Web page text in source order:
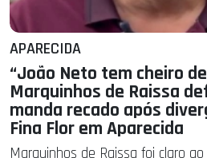
APARECIDA
“João Neto tem cheiro
Marquinhos de Raissa
manda recado após
Fina Flor em Aparecida
Marquinhos de Raissa foi claro